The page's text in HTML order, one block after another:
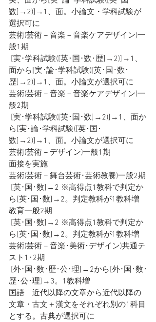
数]→2)]→1、面。小論文・学科試験が
選択可に
芸術(芸術－音楽－音楽ケアデザイン)一
般1期
面から[実･論･学科試験([英･国･数･
歴]→2)]→1、面。小論文が選択可に
芸術(芸術－音楽－音楽ケアデザイン)一
般2期
ら[実･論･学科試験([英･国･
数]→2)]→1、面。小論文が選択可に
芸術(芸術－デザイン)一般1期
面接を実施
芸術(芸術－舞台芸術･芸術教養)一般2期
ら[英･国･数]→2。判定教科が1教科増
教育一般2期
ら[英･国･数]→2。判定教科が1教科増
芸術(芸術－音楽･美術･デザイン)共通テ
スト1･2期
歴･公･理]→3。1教科増
国語　近代以降の文章から近代以降の
文章・古文＋漢文をそれぞれ別の1科目
とする。古典が選択可に